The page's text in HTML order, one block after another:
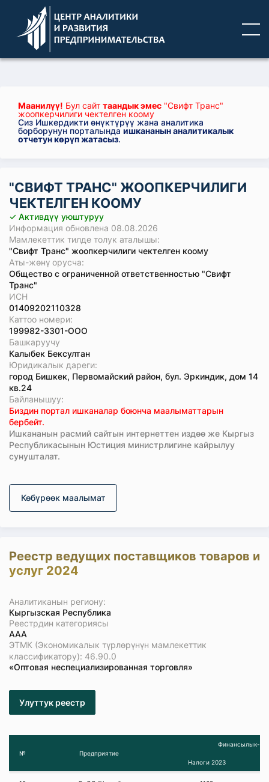
Маанилүү! Бул сайт таандык эмес "Свифт Транс"
жоопкерчилиги чектелген коому
Сиз Ишкердикти өнүктүрүү жана аналитика
борборунун порталындаишкананын аналитикалык
отчетун көрүп жатасыз.
"СВИФТ ТРАНС" ЖООПКЕРЧИЛИГИ
ЧЕКТЕЛГЕН КООМУ
✓ Активдүү уюштуруу
Информация обновлена 08.08.2026
Мамлекеттик тилде толук аталышы:
"Свифт Транс" жоопкерчилиги чектелген коому
Аты-жөнү орусча:
Общество с ограниченной ответственностью "Свифт
Транс"
ИСН
01409202110328
Каттоо номери:
199982-3301-ООО
Башкаруучу
Калыбек Бексултан
Юридикалык дареги:
город Бишкек, Первомайский район, бул. Эркиндик, дом 14
кв.24
Байланышуу:
Биздин портал ишканалар боюнча маалыматтарын
бербейт.
Ишкананын расмий сайтын интернеттен издөө же Кыргыз
Республикасынын Юстиция министрлигине кайрылуу
сунушталат.
Көбүрөөк маалымат
Реестр ведущих поставщиков товаров и
услуг 2024
Аналитиканын региону:
Кыргызская Республика
Реестрдин категориясы
ААА
ЭТМК (Экономикалык түрлөрүнүн мамлекеттик
классификатору): 46.90.0
«Оптовая неспециализированная торговля»
Улуттук реестр
№ Предприятие
Финансылык-
Налоги 2023